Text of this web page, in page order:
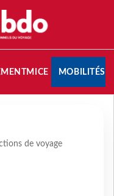
MICE MOBILITÉS
de voyage